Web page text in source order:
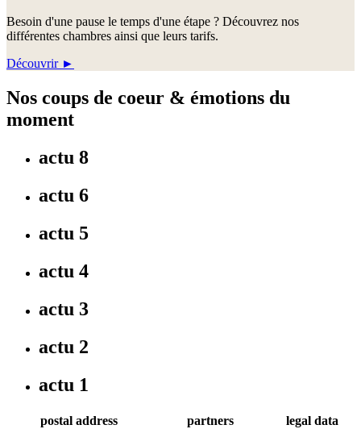
Besoin d'une pause le temps d'une étape ? Découvrez nos
différentes chambres ainsi que leurs tarifs.
Découvrir►
Nos coups de coeur & émotions du
moment
actu 8
actu 6
actu 5
actu 4
actu 3
actu 2
actu 1
postal address partners legal data